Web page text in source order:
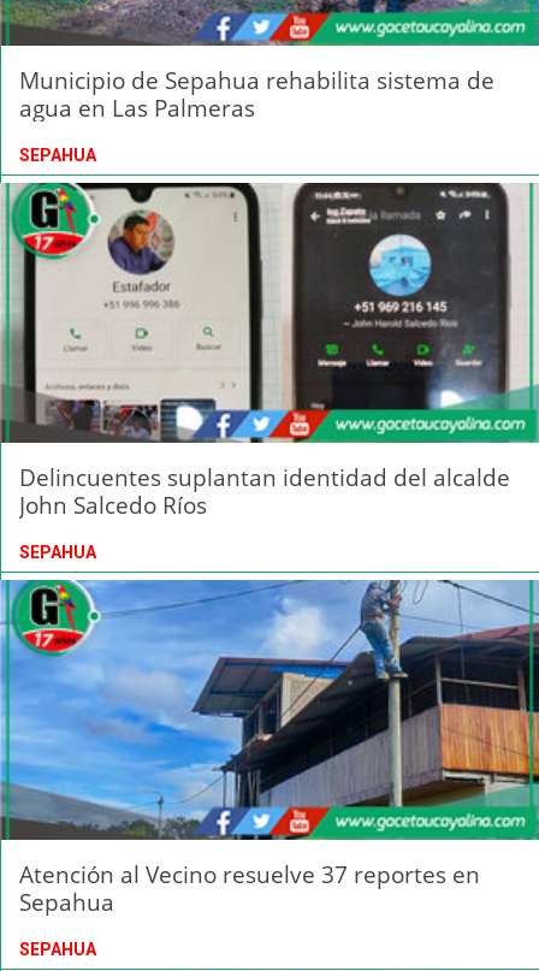
Municipio de Sepahua rehabilita sistema de
agua en Las Palmeras
SEPAHUA
Delincuentes suplantan identidad del alcalde
John Salcedo Ríos
SEPAHUA
Atención al Vecino resuelve 37 reportes en
Sepahua
SEPAHUA